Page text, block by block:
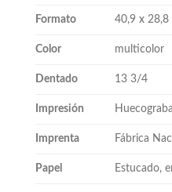
Formato 40,9 x 28,8
Color multicolor
Dentado 13 3/4
Impresión
Imprenta Fábrica
Papel Estucado,